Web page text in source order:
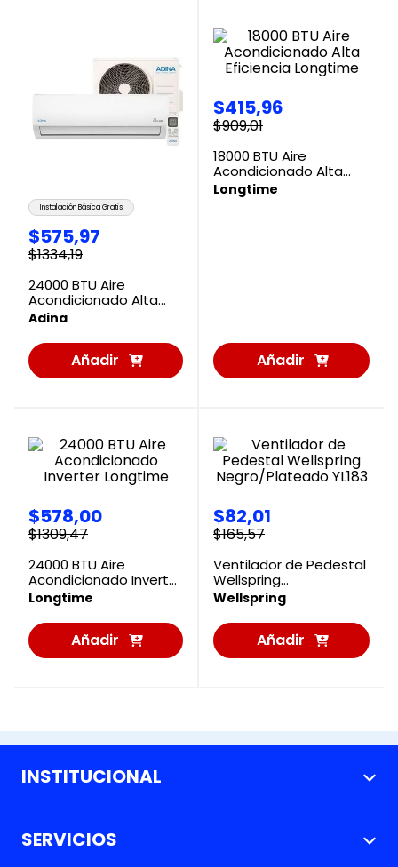
Instalación Básica Gratis
$575,97
$1334,19
24000 BTU Aire
Acondicionado Alta
Eficiencia AFLEX-C-24-E
Adina
Añadir
al
$415,96
$909,01
18000 BTU Aire
Acondicionado Alta
Eficiencia Longtime
Longtime
Añadir
al
$578,00
$1309,47
24000 BTU Aire
Acondicionado Inverter
Longtime
Longtime
Añadir
al
$82,01
$165,57
Ventilador de Pedestal
Wellspring
Negro/Plateado YL183
Wellspring
Añadir
al
INSTITUCIONAL +
Nuestras Tiendas
SERVICIOS +